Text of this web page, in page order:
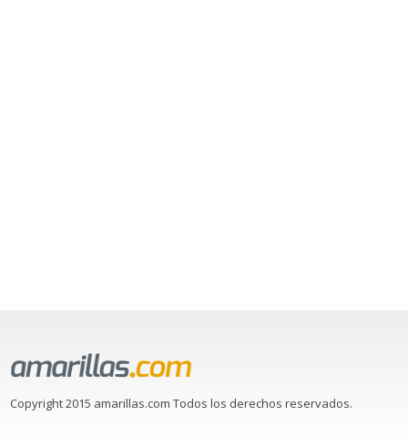
Copyright 2015 amarillas.com Todos los derechos reservados.